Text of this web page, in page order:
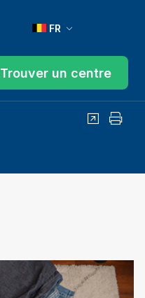
Trouver un centre
FR
Partager